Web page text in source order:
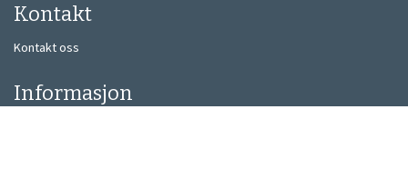
Kontakt
Kontakt oss
Informasjon